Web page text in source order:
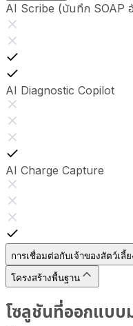
AI Scribe (บันทึก SOAP
AI Diagnostic Copilot
AI Charge Capture
การเชื่อมต่อกับเจ้าของสัตว์เลี้ย
โครงสร้างพื้นฐาน
โซลูชันที่ออกแบบ